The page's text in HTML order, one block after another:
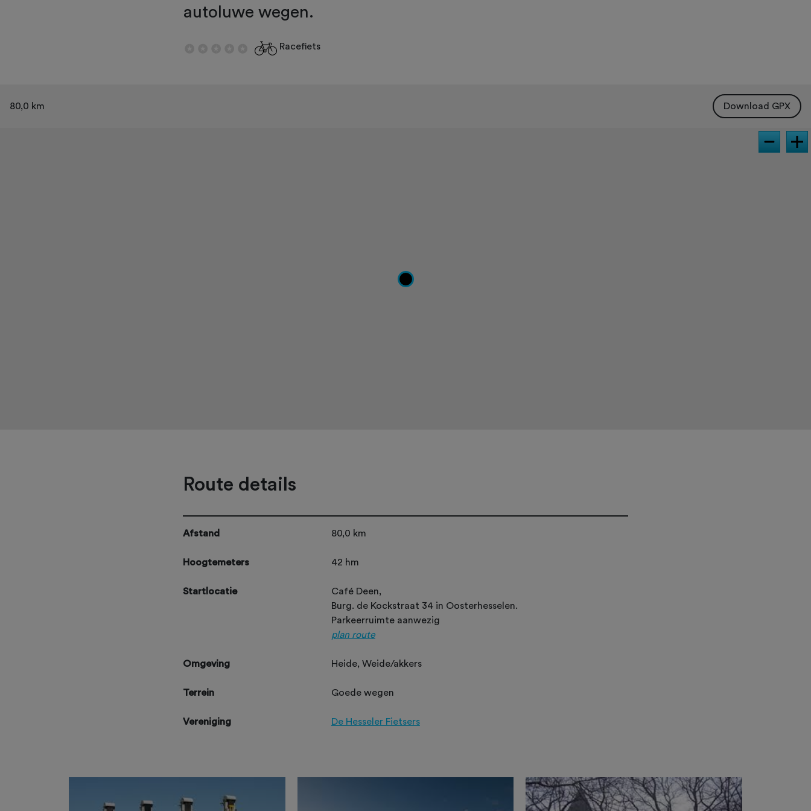
autoluwe wegen.
Racefiets
80,0 km Download GPX
Route details
Afstand 80,0 km
Hoogtemeters 42 hm
Startlocatie
Café Deen,
Burg. de Kockstraat 34 in Oosterhesselen.
Parkeerruimte aanwezig
plan route
Omgeving Heide, Weide/akkers
Terrein Goede wegen
Vereniging De Hesseler Fietsers